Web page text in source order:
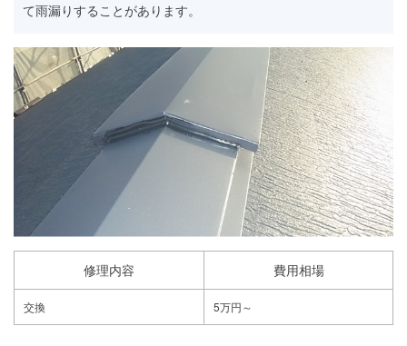
て雨漏りすることがあります。
修理内容 費用相場
交換 5万円～